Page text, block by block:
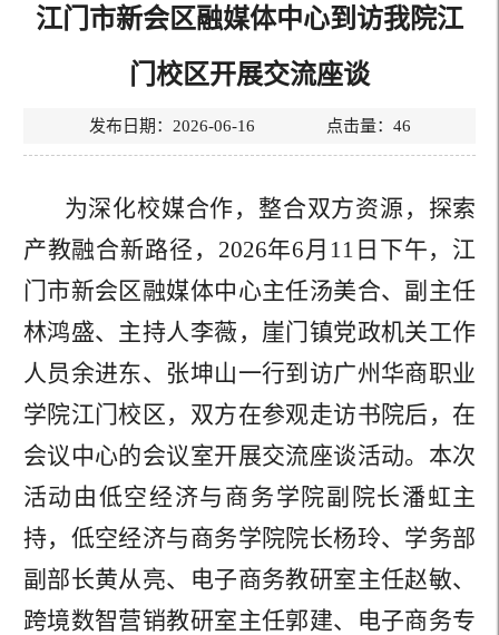
江门市新会区融媒体中心到访我院江
门校区开展交流座谈
发布日期：2026-06-16 点击量： 46
为深化校媒合作，整合双方资源，探索
产教融合新路径，2026年6月11日下午，江
门市新会区融媒体中心主任汤美合、副主任
林鸿盛、主持人李薇，崖门镇党政机关工作
人员余进东、张坤山一行到访广州华商职业
学院江门校区，双方在参观走访书院后，在
会议中心的会议室开展交流座谈活动。本次
活动由低空经济与商务学院副院长潘虹主
持，低空经济与商务学院院长杨玲、学务部
副部长黄从亮、电子商务教研室主任赵敏、
跨境数智营销教研室主任郭建、电子商务专